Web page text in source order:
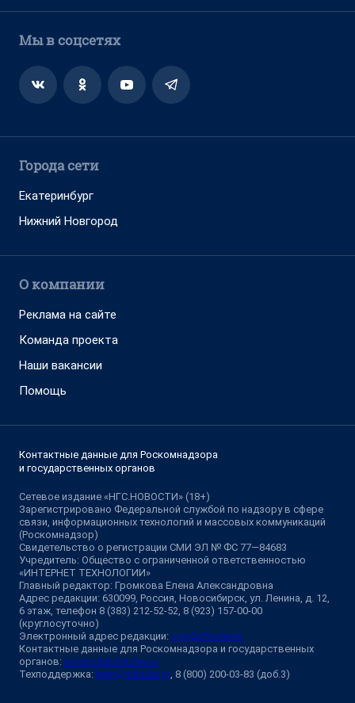
Мы в соцсетях
Города сети
Екатеринбург
Нижний Новгород
О компании
Реклама на сайте
Команда проекта
Наши вакансии
Помощь
Контактные данные для Роскомнадзора
и государственных органов
Сетевое издание «НГС.НОВОСТИ» (18+)
Зарегистрировано Федеральной службой по надзору в сфере
связи, информационных технологий и массовых коммуникаций
(Роскомнадзор)
Свидетельство о регистрации СМИ ЭЛ № ФС 77—84683
Учредитель: Общество с ограниченной ответственностью
«ИНТЕРНЕТ ТЕХНОЛОГИИ»
Главный редактор: Громкова Елена Александровна
Адрес редакции: 630099, Россия, Новосибирск, ул. Ленина, д. 12,
6 этаж, телефон 8 (383) 212-52-52, 8 (923) 157-00-00
(круглосуточно)
Электронный адрес редакции: ngs@shkulev.ru
Контактные данные для Роскомнадзора и государственных
органов: juristnsk@shkulev.ru
Техподдержка: help@shkulev.ru, 8 (800) 200-03-83 (доб.3)